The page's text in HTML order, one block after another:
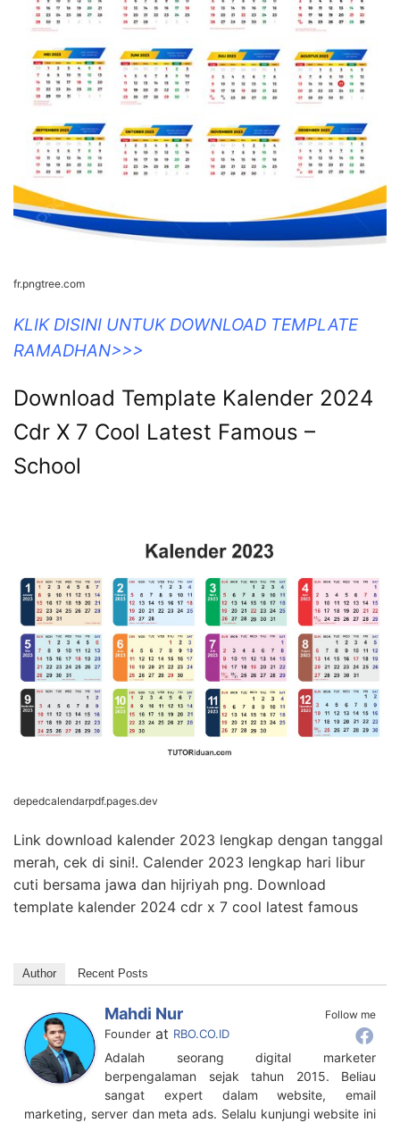
fr.pngtree.com
KLIK DISINI UNTUK DOWNLOAD TEMPLATE
RAMADHAN>>>
Download Template Kalender 2024
Cdr X 7 Cool Latest Famous –
School
depedcalendarpdf.pages.dev
Link download kalender 2023 lengkap dengan tanggal
merah, cek di sini!. Calender 2023 lengkap hari libur
cuti bersama jawa dan hijriyah png. Download
template kalender 2024 cdr x 7 cool latest famous
Author Recent Posts
Follow me
Mahdi Nur
Founder at RBO.CO.ID
Adalah seorang digital marketer
berpengalaman sejak tahun 2015. Beliau
sangat expert dalam website, email
marketing, server dan meta ads. Selalu kunjungi website ini